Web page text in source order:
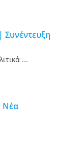
Συνέντευξη
...
Νέα